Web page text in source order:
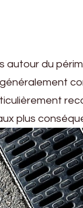
du
plus